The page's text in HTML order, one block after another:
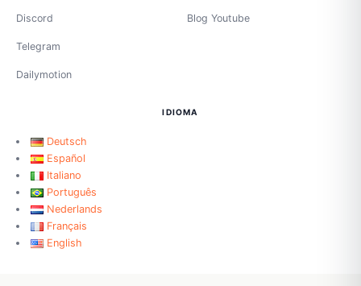
Discord
Telegram
Dailymotion
Blog Youtube
IDIOMA
Deutsch
Español
Italiano
Português
Nederlands
Français
English